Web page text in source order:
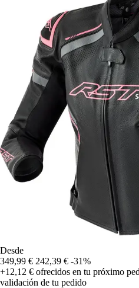
Desde
349,99 € 242,39 € -31%
+12,12 € ofrecidos en tu próximo
validación de tu pedido